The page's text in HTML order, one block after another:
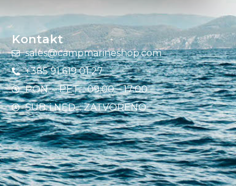
Kontakt
sales@campmarineshop.com
+385 91 619 01 27
PON. – PET. : 09:00 – 17:00
SUB. i NED. : ZATVORENO